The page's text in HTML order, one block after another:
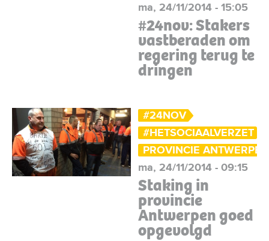
ma, 24/11/2014 - 15:05
#24nov: Stakers
vastberaden om
regering terug te
dringen
#24NOV
#HETSOCIAALVERZET
PROVINCIE ANTWERPEN
ma, 24/11/2014 - 09:15
Staking in
provincie
Antwerpen goed
opgevolgd